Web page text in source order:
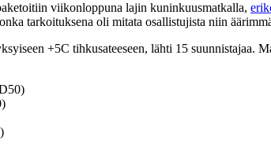
viikonloppuna lajin kuninkuusmatkalla,
tarkoituksena oli mitata osallistujista niin
+5C tihkusateeseen, lähti 15 suunnistajaa.